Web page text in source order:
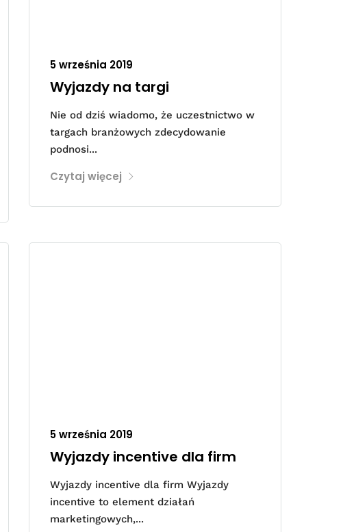
5 września 2019
Wyjazdy na targi
Nie od dziś wiadomo, że uczestnictwo w
targach branżowych zdecydowanie
podnosi...
Czytaj więcej
5 września 2019
Wyjazdy incentive dla firm
Wyjazdy incentive dla firm Wyjazdy
incentive to element działań
marketingowych,...